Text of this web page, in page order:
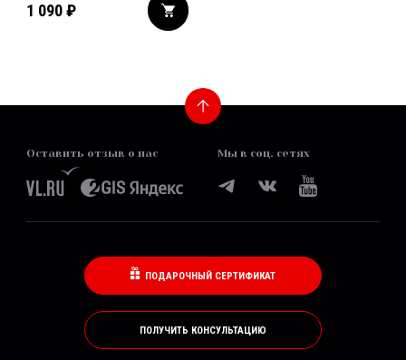
1 090₽
Оставить отзыв о нас Мы в соц. сетях
ПОДАРОЧНЫЙ СЕРТИФИКАТ
ПОЛУЧИТЬ КОНСУЛЬТАЦИЮ